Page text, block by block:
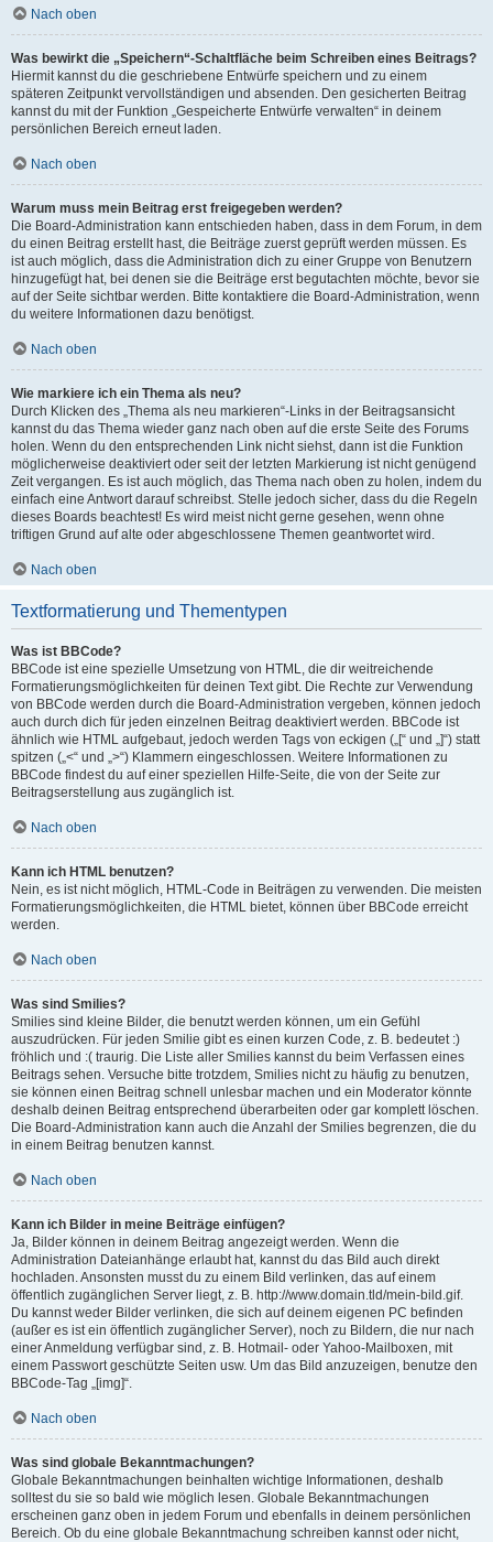
Nach oben
Was bewirkt die „Speichern“-Schaltfläche beim Schreiben eines Beitrags?
Hiermit kannst du die geschriebene Entwürfe speichern und zu einem
späteren Zeitpunkt vervollständigen und absenden. Den gesicherten Beitrag
kannst du mit der Funktion „Gespeicherte Entwürfe verwalten“ in deinem
persönlichen Bereich erneut laden.
Nach oben
Warum muss mein Beitrag erst freigegeben werden?
Die Board-Administration kann entschieden haben, dass in dem Forum, in dem
du einen Beitrag erstellt hast, die Beiträge zuerst geprüft werden müssen. Es
ist auch möglich, dass die Administration dich zu einer Gruppe von Benutzern
hinzugefügt hat, bei denen sie die Beiträge erst begutachten möchte, bevor sie
auf der Seite sichtbar werden. Bitte kontaktiere die Board-Administration, wenn
du weitere Informationen dazu benötigst.
Nach oben
Wie markiere ich ein Thema als neu?
Durch Klicken des „Thema als neu markieren“-Links in der Beitragsansicht
kannst du das Thema wieder ganz nach oben auf die erste Seite des Forums
holen. Wenn du den entsprechenden Link nicht siehst, dann ist die Funktion
möglicherweise deaktiviert oder seit der letzten Markierung ist nicht genügend
Zeit vergangen. Es ist auch möglich, das Thema nach oben zu holen, indem du
einfach eine Antwort darauf schreibst. Stelle jedoch sicher, dass du die Regeln
dieses Boards beachtest! Es wird meist nicht gerne gesehen, wenn ohne
triftigen Grund auf alte oder abgeschlossene Themen geantwortet wird.
Nach oben
Textformatierung und Thementypen
Was ist BBCode?
BBCode ist eine spezielle Umsetzung von HTML, die dir weitreichende
Formatierungsmöglichkeiten für deinen Text gibt. Die Rechte zur Verwendung
von BBCode werden durch die Board-Administration vergeben, können jedoch
auch durch dich für jeden einzelnen Beitrag deaktiviert werden. BBCode ist
ähnlich wie HTML aufgebaut, jedoch werden Tags von eckigen („[“ und „]“) statt
spitzen („<“ und „>“) Klammern eingeschlossen. Weitere Informationen zu
BBCode findest du auf einer speziellen Hilfe-Seite, die von der Seite zur
Beitragserstellung aus zugänglich ist.
Nach oben
Kann ich HTML benutzen?
Nein, es ist nicht möglich, HTML-Code in Beiträgen zu verwenden. Die meisten
Formatierungsmöglichkeiten, die HTML bietet, können über BBCode erreicht
werden.
Nach oben
Was sind Smilies?
Smilies sind kleine Bilder, die benutzt werden können, um ein Gefühl
auszudrücken. Für jeden Smilie gibt es einen kurzen Code, z. B. bedeutet :)
fröhlich und :( traurig. Die Liste aller Smilies kannst du beim Verfassen eines
Beitrags sehen. Versuche bitte trotzdem, Smilies nicht zu häufig zu benutzen,
sie können einen Beitrag schnell unlesbar machen und ein Moderator könnte
deshalb deinen Beitrag entsprechend überarbeiten oder gar komplett löschen.
Die Board-Administration kann auch die Anzahl der Smilies begrenzen, die du
in einem Beitrag benutzen kannst.
Nach oben
Kann ich Bilder in meine Beiträge einfügen?
Ja, Bilder können in deinem Beitrag angezeigt werden. Wenn die
Administration Dateianhänge erlaubt hat, kannst du das Bild auch direkt
hochladen. Ansonsten musst du zu einem Bild verlinken, das auf einem
öffentlich zugänglichen Server liegt, z. B. http://www.domain.tld/mein-bild.gif.
Du kannst weder Bilder verlinken, die sich auf deinem eigenen PC befinden
(außer es ist ein öffentlich zugänglicher Server), noch zu Bildern, die nur nach
einer Anmeldung verfügbar sind, z. B. Hotmail- oder Yahoo-Mailboxen, mit
einem Passwort geschützte Seiten usw. Um das Bild anzuzeigen, benutze den
BBCode-Tag „[img]“.
Nach oben
Was sind globale Bekanntmachungen?
Globale Bekanntmachungen beinhalten wichtige Informationen, deshalb
solltest du sie so bald wie möglich lesen. Globale Bekanntmachungen
erscheinen ganz oben in jedem Forum und ebenfalls in deinem persönlichen
Bereich. Ob du eine globale Bekanntmachung schreiben kannst oder nicht,